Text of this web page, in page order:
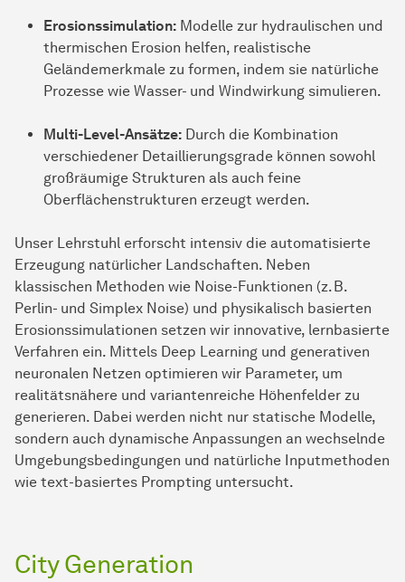
Erosionssimulation: Modelle zur hydraulischen und
thermischen Erosion helfen, realistische
Geländemerkmale zu formen, indem sie natürliche
Prozesse wie Wasser- und Windwirkung simulieren.
Multi-Level-Ansätze: Durch die Kombination
verschiedener Detaillierungsgrade können sowohl
großräumige Strukturen als auch feine
Oberflächenstrukturen erzeugt werden.
Unser Lehrstuhl erforscht intensiv die automatisierte
Erzeugung natürlicher Landschaften. Neben
klassischen Methoden wie Noise-Funktionen (z. B.
Perlin- und Simplex Noise) und physikalisch basierten
Erosionssimulationen setzen wir innovative, lernbasierte
Verfahren ein. Mittels Deep Learning und generativen
neuronalen Netzen optimieren wir Parameter, um
realitätsnähere und variantenreiche Höhenfelder zu
generieren. Dabei werden nicht nur statische Modelle,
sondern auch dynamische Anpassungen an wechselnde
Umgebungsbedingungen und natürliche Inputmethoden
wie text-basiertes Prompting untersucht.
City Generation